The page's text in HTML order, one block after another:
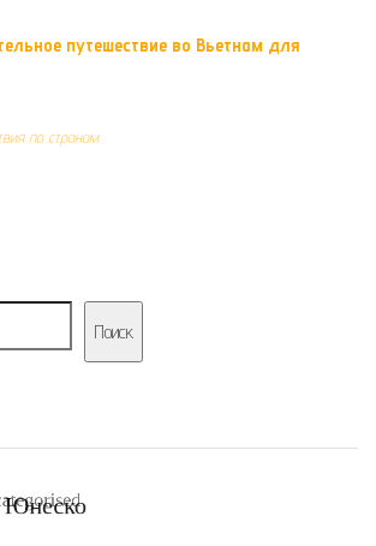
путешествие во Вьетнам для
по странам
Поиск